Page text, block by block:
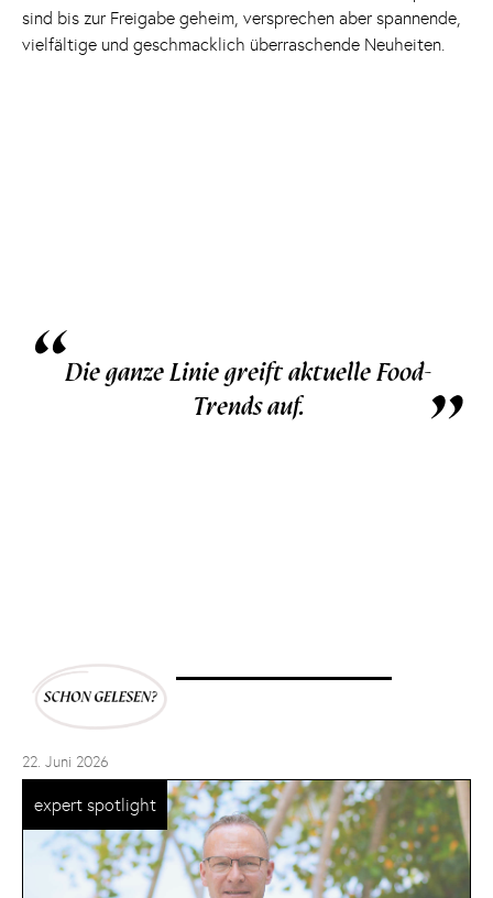
sind bis zur Freigabe geheim, versprechen aber spannende,
vielfältige und geschmacklich überraschende Neuheiten.
“Die ganze Linie greift aktuelle Food-
Trends auf.
„
22. Juni 2026
expert spotlight